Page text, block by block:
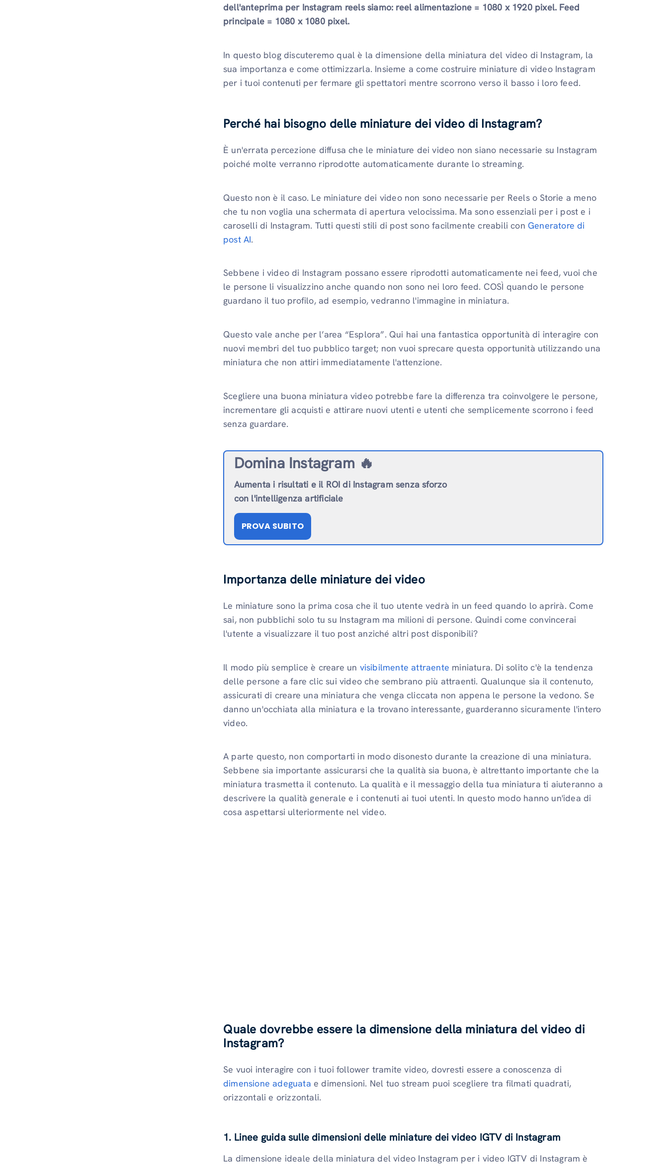
dell'anteprimaper Instagram reels siamo: reel alimentazione = 1080 x 1920 pixel. Feed
principale = 1080 x 1080 pixel.
In questo blog discuteremo qual è la dimensione della miniatura del video di Instagram, la
sua importanza e come ottimizzarla. Insieme a come costruire miniature di video Instagram
per i tuoi contenuti per fermare gli spettatori mentre scorrono verso il basso i loro feed.
Perché hai bisogno delle miniature dei video di Instagram?
È un'errata percezione diffusa che le miniature dei video non siano necessarie su Instagram
poiché molte verranno riprodotte automaticamente durante lo streaming.
Questo non è il caso. Le miniature dei video non sono necessarie per Reels o Storie a meno
che tu non voglia una schermata di apertura velocissima. Ma sono essenziali per i post e i
caroselli di Instagram. Tutti questi stili di post sono facilmente creabili con Generatore di
post AI.
Sebbene i video di Instagram possano essere riprodotti automaticamente nei feed, vuoi che
le persone li visualizzino anche quando non sono nei loro feed. COSÌ quando le persone
guardano il tuo profilo, ad esempio, vedranno l'immagine in miniatura.
Questo vale anche per l’area “Esplora”. Qui hai una fantastica opportunità di interagire con
nuovi membri del tuo pubblico target; non vuoi sprecare questa opportunità utilizzando una
miniatura che non attiri immediatamente l'attenzione.
Scegliere una buona miniatura video potrebbe fare la differenza tra coinvolgere le persone,
incrementare gli acquisti e attirare nuovi utenti e utenti che semplicemente scorrono i feed
senza guardare.
Domina Instagram 🔥
Aumenta i risultati e il ROI di Instagram senza sforzo
con l'intelligenza artificiale
PROVA SUBITO
Importanza delle miniature dei video
Le miniature sono la prima cosa che il tuo utente vedrà in un feed quando lo aprirà. Come
sai, non pubblichi solo tu su Instagram ma milioni di persone. Quindi come convincerai
l'utente a visualizzare il tuo post anziché altri post disponibili?
Il modo più semplice è creare un visibilmente attraente miniatura. Di solito c'è la tendenza
delle persone a fare clic sui video che sembrano più attraenti. Qualunque sia il contenuto,
assicurati di creare una miniatura che venga cliccata non appena le persone la vedono. Se
danno un'occhiata alla miniatura e la trovano interessante, guarderanno sicuramente l'intero
video.
A parte questo, non comportarti in modo disonesto durante la creazione di una miniatura.
Sebbene sia importante assicurarsi che la qualità sia buona, è altrettanto importante che la
miniatura trasmetta il contenuto. La qualità e il messaggio della tua miniatura ti aiuteranno a
descrivere la qualità generale e i contenuti ai tuoi utenti. In questo modo hanno un'idea di
cosa aspettarsi ulteriormente nel video.
Quale dovrebbe essere la dimensione della miniatura del video di
Instagram?
Se vuoi interagire con i tuoi follower tramite video, dovresti essere a conoscenza di
dimensione adeguata e dimensioni. Nel tuo stream puoi scegliere tra filmati quadrati,
orizzontali e orizzontali.
1. Linee guida sulle dimensioni delle miniature dei video IGTV di Instagram
La dimensione ideale della miniatura del video Instagram per i video IGTV di Instagram è